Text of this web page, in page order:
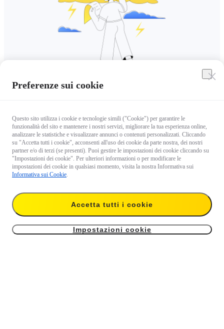
Preferenze sui cookie
Questo sito utilizza i cookie e tecnologie simili ("Cookie") per garantire le
funzionalità del sito e mantenere i nostri servizi, migliorare la tua esperienza online,
analizzare le statistiche e visualizzare annunci o contenuti personalizzati. Cliccando
su "Accetta tutti i cookie", acconsenti all'uso dei cookie da parte nostra, dei nostri
partner e/o di terzi (se presenti). Puoi gestire le impostazioni dei cookie cliccando su
"Impostazioni dei cookie". Per ulteriori informazioni o per modificare le
impostazioni dei cookie in qualsiasi momento, visita la nostra Informativa sui
Informativa sui Cookie.
Accetta tutti i cookie
Impostazioni cookie